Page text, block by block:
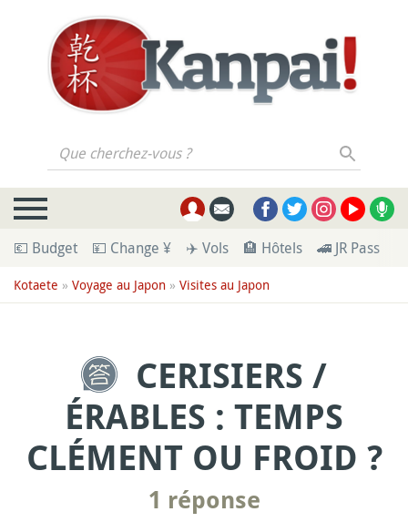
Que cherchez-vous ?
💶 Budget 💴 Change ¥ ✈️ Vols 🏨 Hôtels 🚄 JR Pass
Kotaete » Voyage au Japon » Visites au Japon
CERISIERS /
ÉRABLES : TEMPS
CLÉMENT OU FROID ?
1 réponse